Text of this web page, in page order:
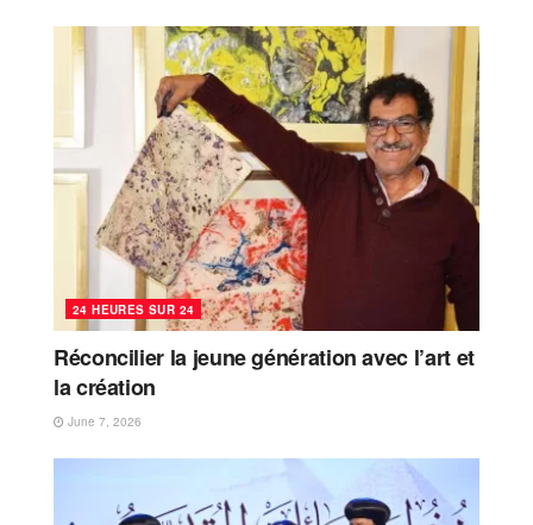
24 HEURES SUR 24
Réconcilier la jeune génération avec l’art et
la création
June 7, 2026